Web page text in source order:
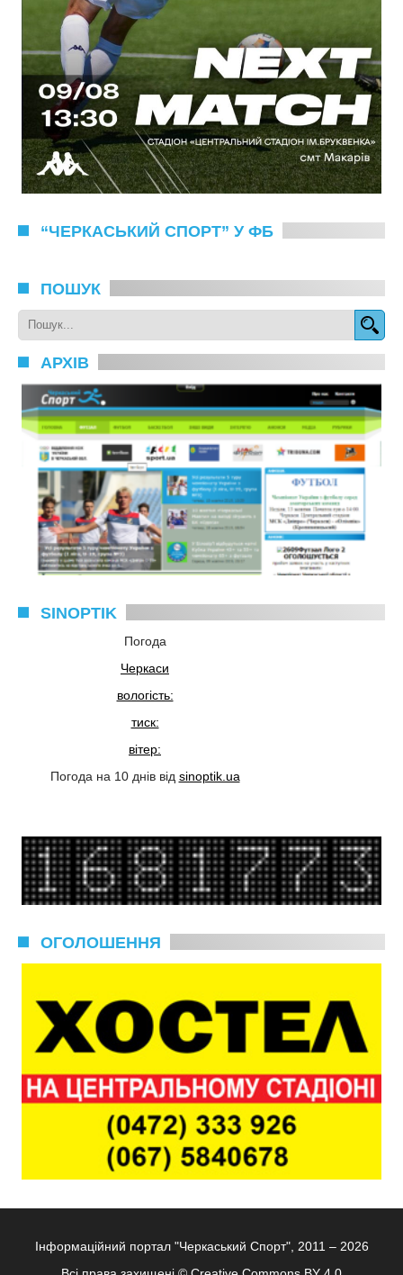
“ЧЕРКАСЬКИЙ СПОРТ” У ФБ
ПОШУК
АРХІВ
SINOPTIK
Погода
Черкаси
вологість:
тиск:
вітер:
Погода на 10 днів від sinoptik.ua
ОГОЛОШЕННЯ
Інформаційний портал "Черкаський Спорт", 2011 – 2026